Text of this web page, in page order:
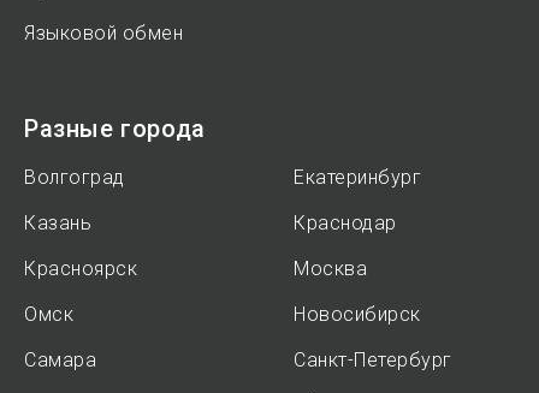
Языковой обмен
Разные города
Волгоград
Екатеринбург
Казань
Краснодар
Красноярск
Москва
Омск
Новосибирск
Самара
Санкт-Петербург